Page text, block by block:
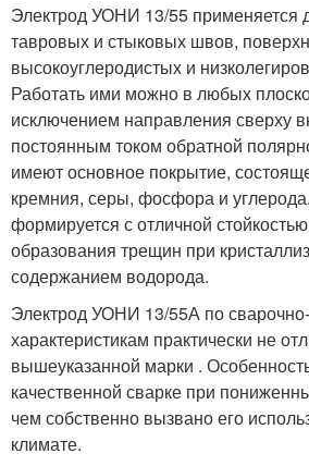
Электрод УОНИ 13/55 применяется
тавровых и стыковых швов,
высокоуглеродистых и
Работать ими можно в любых
исключением направления сверху
постоянным током обратной
имеют основное покрытие,
кремния, серы, фосфора и
формируется с отличной
образования трещин при
содержанием водорода.
Электрод УОНИ 13/55А по
характеристикам практически не
вышеуказанной марки .
качественной сварке при
чем собственно вызвано его
климате.